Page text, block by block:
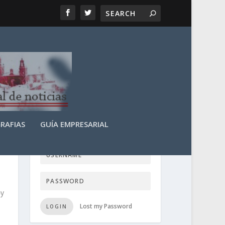
GUÍA EMPRESARIAL
LOGIN USER TTN
LOGIN Lost my Password